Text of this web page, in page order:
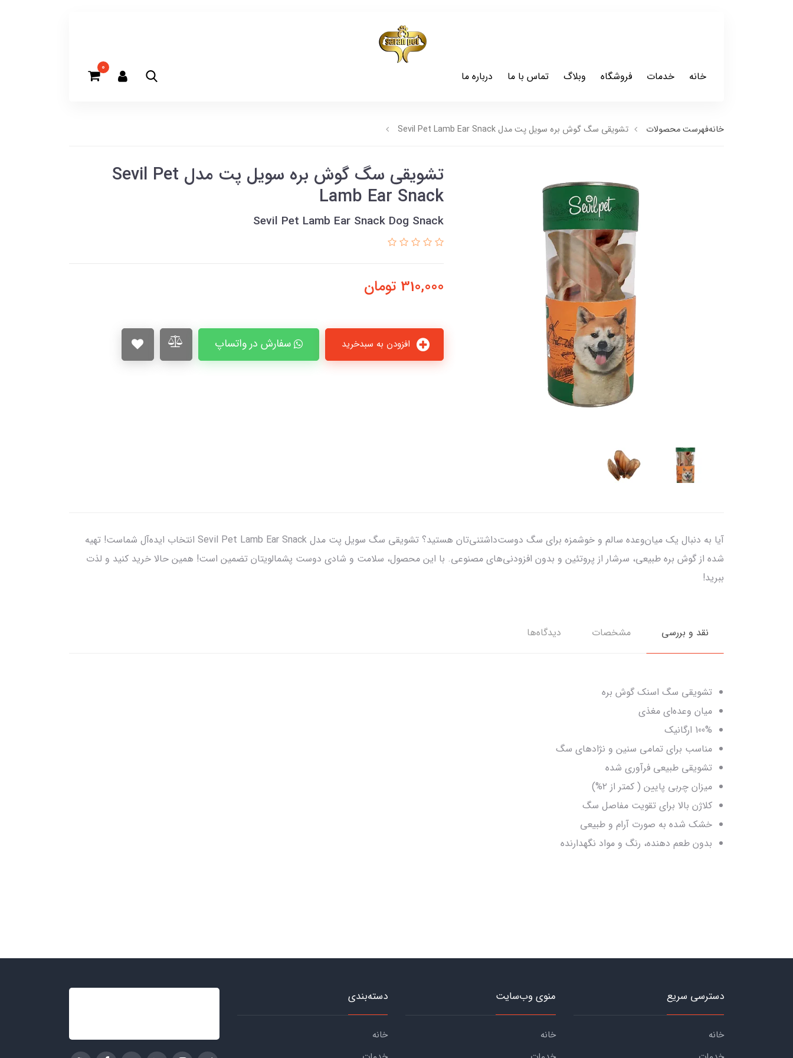
خانه خدمات فروشگاه وبلاگ تماس با ما درباره ما
0
خانهفهرست محصولات تشویقی سگ گوش بره سویل پت مدل Sevil Pet Lamb Ear Snack
تشویقی سگ گوش بره سویل پت مدل Sevil Pet
Lamb Ear Snack
Sevil Pet Lamb Ear Snack Dog Snack
310,000 تومان
سفارش در واتساپ
آیا به دنبال یک میان‌وعده سالم و خوشمزه برای سگ دوست‌داشتنی‌تان هستید؟ تشویقی سگ سویل پت مدل Sevil Pet Lamb Ear Snack انتخاب ایده‌آل شماست! تهیه
شده از گوش بره طبیعی، سرشار از پروتئین و بدون افزودنی‌های مصنوعی. با این محصول، سلامت و شادی دوست پشمالویتان تضمین است! همین حالا خرید کنید و لذت
ببرید!
نقد و بررسی مشخصات دیدگاه‌ها
تشویقی سگ اسنک گوش بره
میان‌ وعده‌ای مغذی
100% ارگانیک
مناسب برای تمامی سنین و نژادهای سگ
تشویقی طبیعی فرآوری شده
میزان چربی پایین ( کمتر از ۲%)
کلاژن بالا برای تقویت مفاصل سگ
خشک شده به صورت آرام و طبیعی
بدون طعم دهنده، رنگ و مواد نگهدارنده
دسترسی سریع
خانه
منوی وب‌سایت
خانه
دسته‌بندی
خانه